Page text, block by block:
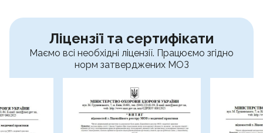
Ліцензії та сертифікати
Маємо всі необхідні ліцензії. Працюємо згідно
норм затверджених МОЗ